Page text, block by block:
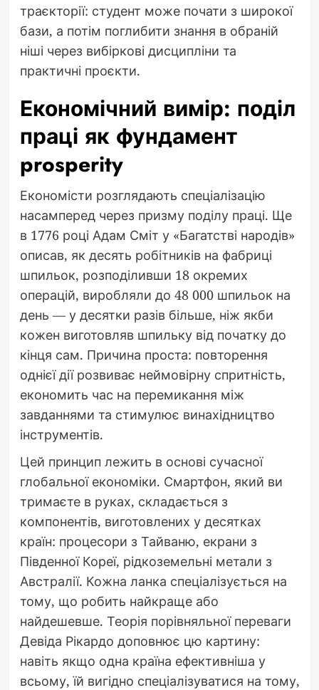
траєкторії: студент може почати з широкої
бази, а потім поглибити знання в обраній
ніші через вибіркові дисципліни та
практичні проєкти.
Економічний вимір: поділ
праці як фундамент
prosperity
Економісти розглядають спеціалізацію
насамперед через призму поділу праці. Ще
в 1776 році Адам Сміт у «Багатстві народів»
описав, як десять робітників на фабриці
шпильок, розподіливши 18 окремих
операцій, виробляли до 48 000 шпильок на
день — у десятки разів більше, ніж якби
кожен виготовляв шпильку від початку до
кінця сам. Причина проста: повторення
однієї дії розвиває неймовірну спритність,
економить час на перемикання між
завданнями та стимулює винахідництво
інструментів.
Цей принцип лежить в основі сучасної
глобальної економіки. Смартфон, який ви
тримаєте в руках, складається з
компонентів, виготовлених у десятках
країн: процесори з Тайваню, екрани з
Південної Кореї, рідкоземельні метали з
Австралії. Кожна ланка спеціалізується на
тому, що робить найкраще або
найдешевше. Теорія порівняльної переваги
Девіда Рікардо доповнює цю картину:
навіть якщо одна країна ефективніша у
всьому, їй вигідно спеціалізуватися на тому,